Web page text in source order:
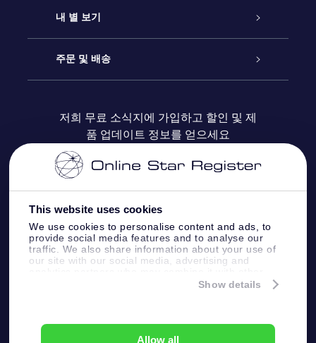
This website uses cookies
We use cookies to personalise content and ads, to
provide social media features and to analyse our
traffic. We also share information about your use of
our site with our social media, advertising and
information that you’ve provided to them or that
Show details
Allow all
연락처
블로그
온라인 별 선물
OSR 선물 팩
OSR 상품권
기업 선물
내 별 보기
Star Register
맞춤 별 페이지
One Million Stars
Fly me to the stars VR 앱
주문 및 배송
결제 정보
배송 정보
환불 정책
별자리
저희 무료 소식지에 가입하고 할인 및 제
품 업데이트 정보를 얻으세요
고객 서비스:help@osr.org